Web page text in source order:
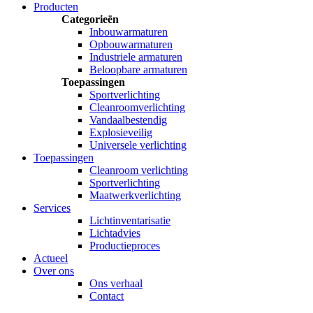
Producten
Categorieën
Inbouwarmaturen
Opbouwarmaturen
Industriele armaturen
Beloopbare armaturen
Toepassingen
Sportverlichting
Cleanroomverlichting
Vandaalbestendig
Explosieveilig
Universele verlichting
Toepassingen
Cleanroom verlichting
Sportverlichting
Maatwerkverlichting
Services
Lichtinventarisatie
Lichtadvies
Productieproces
Actueel
Over ons
Ons verhaal
Contact